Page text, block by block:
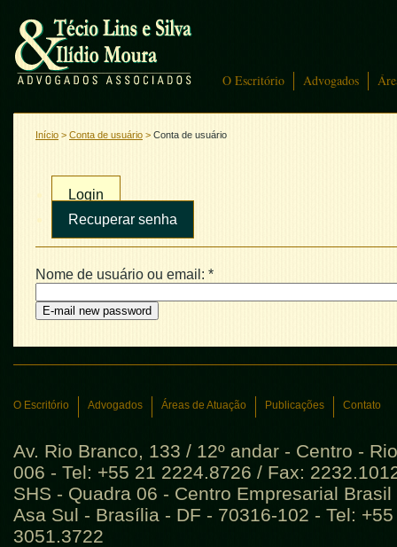
O Escritório Advogados
Início > Conta de usuário > Conta de usuário
Login
Recuperar senha
Nome de usuário ou email: *
O Escritório Advogados Áreas de Atuação Publicações Contato
Av. Rio Branco, 133 / 12º andar - Centro -
006 - Tel: +55 21 2224.8726 / Fax:
SHS - Quadra 06 - Centro Empresarial
Asa Sul - Brasília - DF - 70316-102 - Tel:
3051.3722